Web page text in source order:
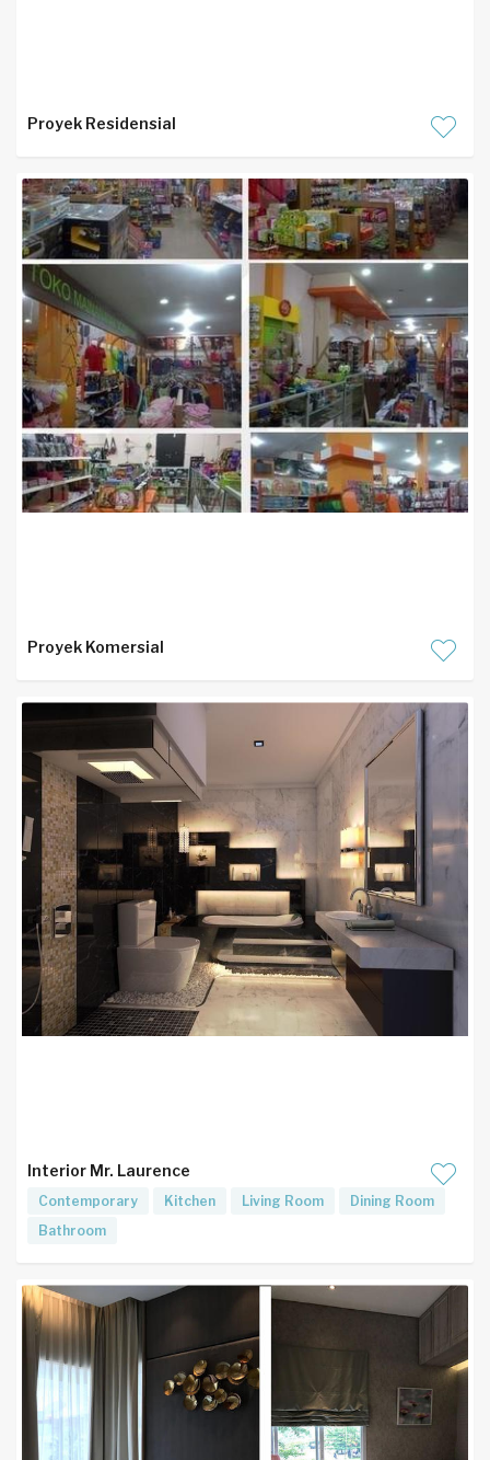
Proyek Residensial
Proyek Komersial
Interior Mr. Laurence
Contemporary Kitchen Living Room
Dining Room
Bathroom